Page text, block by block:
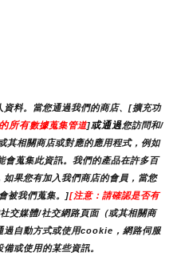
料。當您通過我們的商店、[擴充功
所有數據蒐集管道]或通過您訪問和/
其相關商店或對應的應用程式，例如
蒐集此資訊。我們的產品在許多百
果您有加入我們商店的會員，當您
被我們蒐集。][注意：請確認是否有
交媒體/社交網路頁面（或其相關商
過自動方式或使用cookie，網路伺服
或使用的某些資訊。